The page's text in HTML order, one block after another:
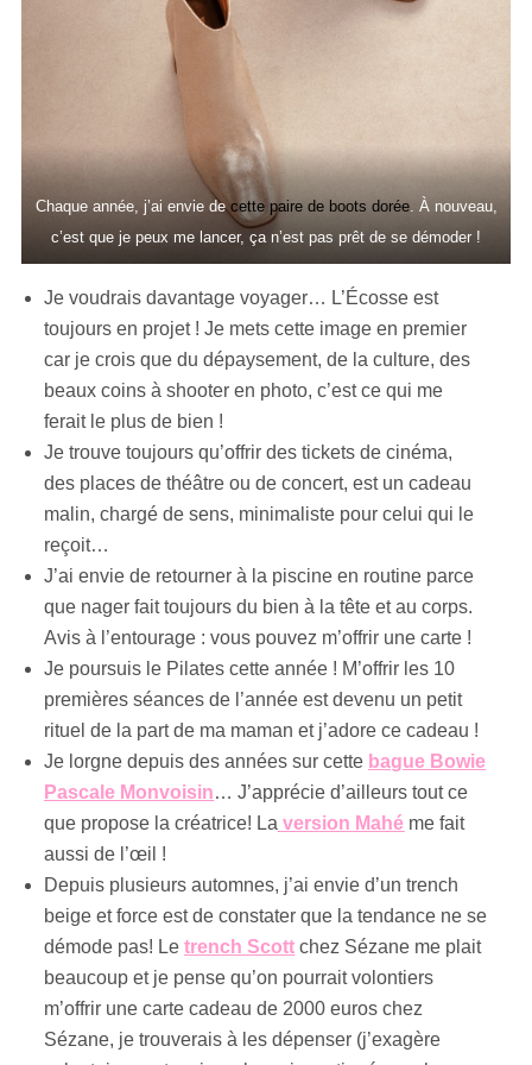
Chaque année, j’ai envie de cette paire de boots dorée. À nouveau,
c’est que je peux me lancer, ça n’est pas prêt de se démoder !
Je voudrais davantage voyager… L’Écosse est
toujours en projet ! Je mets cette image en premier
car je crois que du dépaysement, de la culture, des
beaux coins à shooter en photo, c’est ce qui me
ferait le plus de bien !
Je trouve toujours qu’offrir des tickets de cinéma,
des places de théâtre ou de concert, est un cadeau
malin, chargé de sens, minimaliste pour celui qui le
reçoit…
J’ai envie de retourner à la piscine en routine parce
que nager fait toujours du bien à la tête et au corps.
Avis à l’entourage : vous pouvez m’offrir une carte !
Je poursuis le Pilates cette année ! M’offrir les 10
premières séances de l’année est devenu un petit
rituel de la part de ma maman et j’adore ce cadeau !
Je lorgne depuis des années sur cette bague Bowie
Pascale Monvoisin… J’apprécie d’ailleurs tout ce
que propose la créatrice! La version Mahé me fait
aussi de l’œil !
Depuis plusieurs automnes, j’ai envie d’un trench
beige et force est de constater que la tendance ne se
démode pas! Letrench Scott chez Sézane me plait
beaucoup et je pense qu’on pourrait volontiers
m’offrir une carte cadeau de 2000 euros chez
Sézane, je trouverais à les dépenser (j’exagère